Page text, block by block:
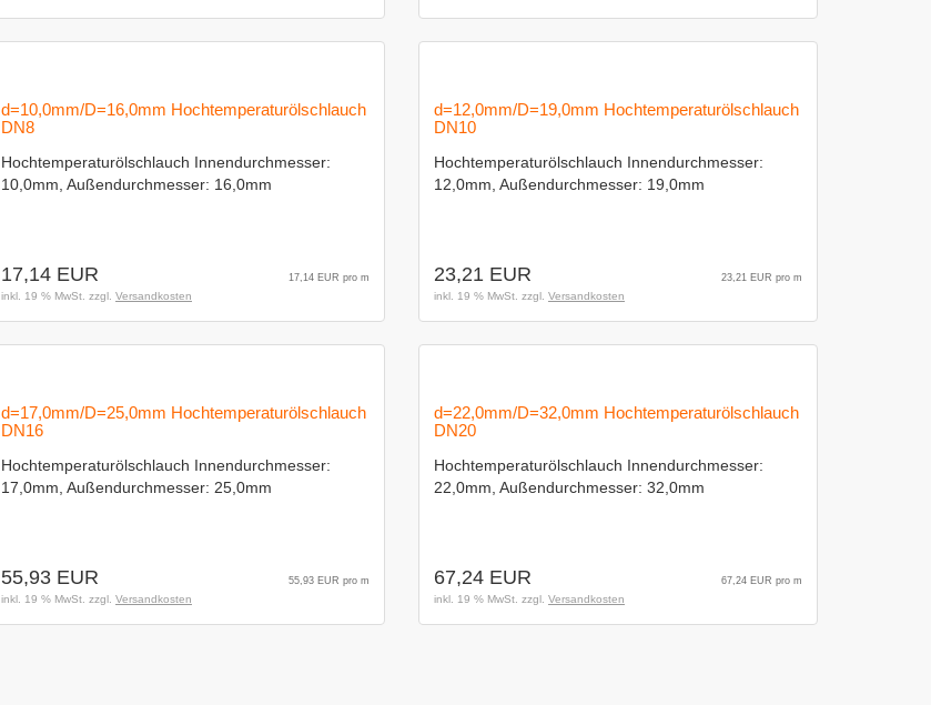
d=10,0mm/D=16,0mm Hochtemperaturölschlauch
DN8
Hochtemperaturölschlauch Innendurchmesser:
10,0mm, Außendurchmesser: 16,0mm
17,14 EUR 17,14 EUR pro m
inkl. 19 % MwSt. zzgl. Versandkosten
d=12,0mm/D=19,0mm Hochtemperaturölschlauch
DN10
Hochtemperaturölschlauch Innendurchmesser:
12,0mm, Außendurchmesser: 19,0mm
23,21 EUR 23,21 EUR pro m
inkl. 19 % MwSt. zzgl. Versandkosten
d=17,0mm/D=25,0mm Hochtemperaturölschlauch
DN16
Hochtemperaturölschlauch Innendurchmesser:
17,0mm, Außendurchmesser: 25,0mm
55,93 EUR 55,93 EUR pro m
inkl. 19 % MwSt. zzgl. Versandkosten
d=22,0mm/D=32,0mm Hochtemperaturölschlauch
DN20
Hochtemperaturölschlauch Innendurchmesser:
22,0mm, Außendurchmesser: 32,0mm
67,24 EUR 67,24 EUR pro m
inkl. 19 % MwSt. zzgl. Versandkosten